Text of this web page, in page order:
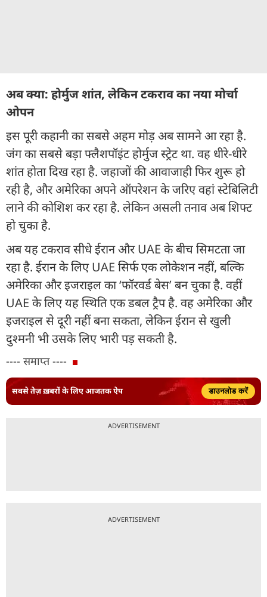
अब क्या: होर्मुज शांत, लेकिन टकराव का नया मोर्चा
ओपन
इस पूरी कहानी का सबसे अहम मोड़ अब सामने आ रहा है.
जंग का सबसे बड़ा फ्लैशपॉइंट होर्मुज स्ट्रेट था. वह धीरे-धीरे
शांत होता दिख रहा है. जहाजों की आवाजाही फिर शुरू हो
रही है, और अमेरिका अपने ऑपरेशन के जरिए वहां स्टेबिलिटी
लाने की कोशिश कर रहा है. लेकिन असली तनाव अब शिफ्ट
हो चुका है.
अब यह टकराव सीधे ईरान और UAE के बीच सिमटता जा
रहा है. ईरान के लिए UAE सिर्फ एक लोकेशन नहीं, बल्कि
अमेरिका और इजराइल का ‘फॉरवर्ड बेस’ बन चुका है. वहीं
UAE के लिए यह स्थिति एक डबल ट्रैप है. वह अमेरिका और
इजराइल से दूरी नहीं बना सकता, लेकिन ईरान से खुली
दुश्मनी भी उसके लिए भारी पड़ सकती है.
---- समाप्त ----
सबसे तेज़ ख़बरों के लिए आजतक ऐप डाउनलोड करें
ADVERTISEMENT
ADVERTISEMENT